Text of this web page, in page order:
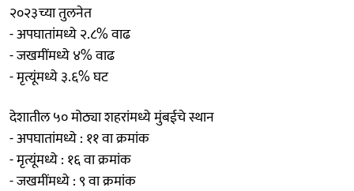
२०२३च्या तुलनेत
- अपघातांमध्ये २.८% वाढ
- जखमींमध्ये ४% वाढ
- मृत्यूंमध्ये ३.६% घट
देशातील ५० मोठ्या शहरांमध्ये मुंबईचे स्थान
- अपघातांमध्ये : ११ वा क्रमांक
- मृत्यूंमध्ये : १६ वा क्रमांक
- जखमींमध्ये : ९ वा क्रमांक